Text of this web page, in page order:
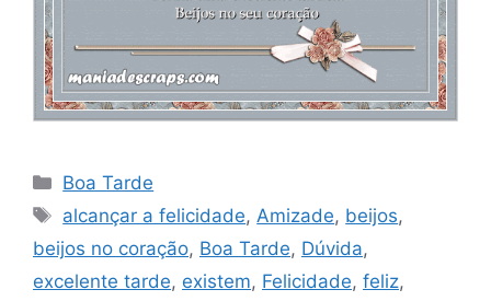
Categorias
Boa Tarde
Tags
alcançar a felicidade, Amizade, beijos,
beijos no coração, Boa Tarde, Dúvida,
excelente tarde, existem, Felicidade, feliz,